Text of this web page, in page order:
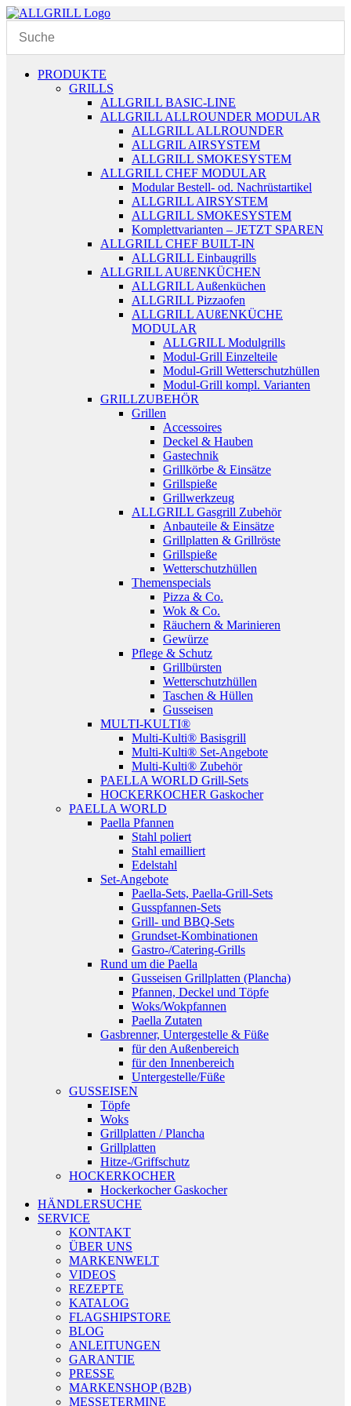
Zum
springen
PRODUKTE
GRILLS
ALLGRILL BASIC-LINE
ALLGRILL ALLROUNDER MODULAR
ALLGRILL ALLROUNDER
ALLGRIL AIRSYSTEM
ALLGRILL SMOKESYSTEM
ALLGRILL CHEF MODULAR
Modular Bestell- od. Nachrüstartikel
ALLGRILL AIRSYSTEM
ALLGRILL SMOKESYSTEM
Komplettvarianten – JETZT SPAREN
ALLGRILL CHEF BUILT-IN
ALLGRILL Einbaugrills
ALLGRILL AUßENKÜCHEN
ALLGRILL Außenküchen
ALLGRILL Pizzaofen
ALLGRILL AUßENKÜCHE
MODULAR
ALLGRILL Modulgrills
Modul-Grill Einzelteile
Modul-Grill Wetterschutzhüllen
Modul-Grill kompl. Varianten
GRILLZUBEHÖR
Grillen
Accessoires
Deckel & Hauben
Gastechnik
Grillkörbe & Einsätze
Grillspieße
Grillwerkzeug
ALLGRILL Gasgrill Zubehör
Anbauteile & Einsätze
Grillplatten & Grillröste
Grillspieße
Wetterschutzhüllen
Themenspecials
Pizza & Co.
Wok & Co.
Räuchern & Marinieren
Gewürze
Pflege & Schutz
Grillbürsten
Wetterschutzhüllen
Taschen & Hüllen
Gusseisen
MULTI-KULTI®
Multi-Kulti® Basisgrill
Multi-Kulti® Set-Angebote
Multi-Kulti® Zubehör
PAELLA WORLD Grill-Sets
HOCKERKOCHER Gaskocher
PAELLA WORLD
Paella Pfannen
Stahl poliert
Stahl emailliert
Edelstahl
Set-Angebote
Paella-Sets, Paella-Grill-Sets
Gusspfannen-Sets
Grill- und BBQ-Sets
Grundset-Kombinationen
Gastro-/Catering-Grills
Rund um die Paella
Gusseisen Grillplatten (Plancha)
Pfannen, Deckel und Töpfe
Woks/Wokpfannen
Paella Zutaten
Gasbrenner, Untergestelle & Füße
für den Außenbereich
für den Innenbereich
Untergestelle/Füße
GUSSEISEN
Töpfe
Woks
Grillplatten / Plancha
Grillplatten
Hitze-/Griffschutz
HOCKERKOCHER
Hockerkocher Gaskocher
HÄNDLERSUCHE
SERVICE
KONTAKT
ÜBER UNS
MARKENWELT
VIDEOS
REZEPTE
KATALOG
FLAGSHIPSTORE
BLOG
ANLEITUNGEN
GARANTIE
PRESSE
MARKENSHOP (B2B)
MESSETERMINE